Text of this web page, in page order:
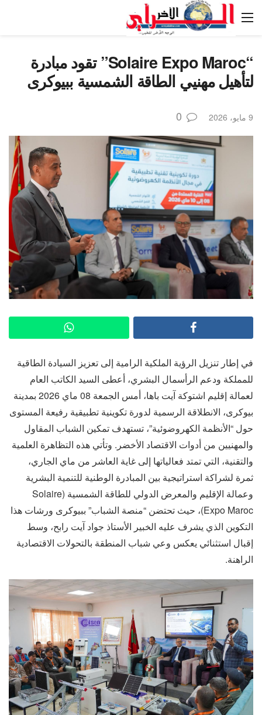
“Solaire Expo Maroc” تقود مبادرة
لتأهيل مهنيي الطاقة الشمسية ببيوكرى
9 مايو، 2026 0
في إطار تنزيل الرؤية الملكية الرامية إلى تعزيز السيادة الطاقية
للمملكة ودعم الرأسمال البشري، أعطى السيد الكاتب العام
لعمالة إقليم اشتوكة آيت باها، أمس الجمعة 08 ماي 2026 بمدينة
بيوكرى، الانطلاقة الرسمية لدورة تكوينية تطبيقية رفيعة المستوى
حول “الأنظمة الكهروضوئية”، تستهدف تمكين الشباب المقاول
والمهنيين من أدوات الاقتصاد الأخضر. وتأتي هذه التظاهرة العلمية
والتقنية، التي تمتد فعالياتها إلى غاية العاشر من ماي الجاري،
ثمرة لشراكة استراتيجية بين المبادرة الوطنية للتنمية البشرية
وعمالة الإقليم والمعرض الدولي للطاقة الشمسية (Solaire
Expo Maroc)، حيث تحتضن “منصة الشباب” ببيوكرى ورشات هذا
التكوين الذي يشرف عليه الخبير الأستاذ جواد آيت رابح، وسط
إقبال استثنائي يعكس وعي شباب المنطقة بالتحولات الاقتصادية
الراهنة.